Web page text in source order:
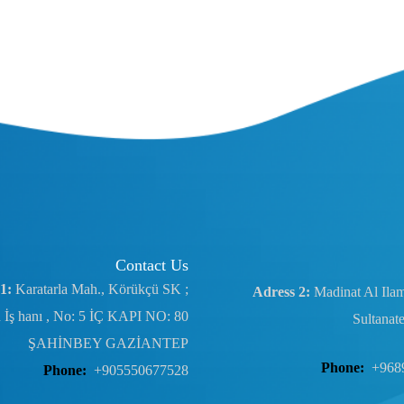
Contact Us
Karatarla Mah., Körükçü SK ;
hanı , No: 5 İÇ KAPI NO: 80
ŞAHİNBEY GAZİANTEP
Phone: +905550677528
Adress 2: Madinat Al
Phone: